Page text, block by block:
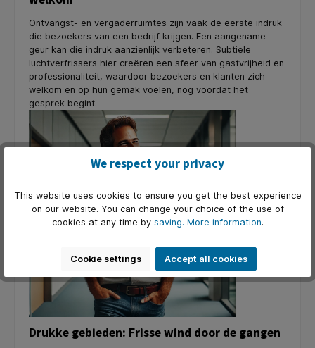
Ontvangst- en vergaderruimtes zijn vaak de eerste indruk
die bezoekers van een bedrijf krijgen. Een aangename
geur kan die indruk aanzienlijk verbeteren. Subtiele
luchtverfrissers hier creëren een sfeer van gastvrijheid en
professionaliteit, waardoor bezoekers en klanten zich
welkom en op hun gemak voelen, nog voordat het
gesprek begint.
Drukke gebieden: Frisse wind door de gangen
We respect your privacy
This website uses cookies to ensure you get the best experience
on our website. You can change your choice of the use of
cookies at any time by saving. More information.
Cookie settings Accept all cookies